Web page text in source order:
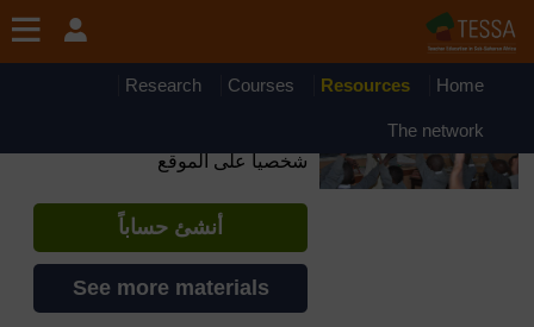
تجاوز إلى المحتوى الرئيسي
OpenLearn Create will be unavailable on Wednesday 12
August 2026 from 8am to 10.30am (GMT) due to routine
Home
Resources
Courses
Research
The network
شخصياً على الموقع
أنشئ حساباً
See more materials